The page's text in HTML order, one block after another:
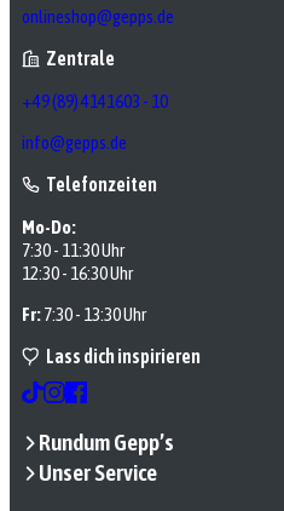
onlineshop@gepps.de
Zentrale
+49 (89) 4141603 - 10
info@gepps.de
Telefonzeiten
Mo-Do:
7:30 - 11:30 Uhr
12:30 - 16:30 Uhr
Fr:7:30 - 13:30 Uhr
Lass dich inspirieren
Rundum Gepp’s
Unser Service